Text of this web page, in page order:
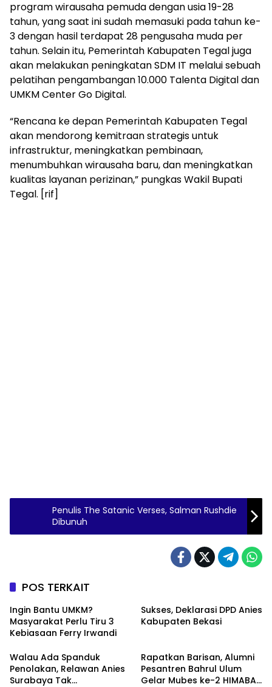
program wirausaha pemuda dengan usia 19-28
tahun, yang saat ini sudah memasuki pada tahun ke-
3 dengan hasil terdapat 28 pengusaha muda per
tahun. Selain itu, Pemerintah Kabupaten Tegal juga
akan melakukan peningkatan SDM IT melalui sebuah
pelatihan pengambangan 10.000 Talenta Digital dan
UMKM Center Go Digital.
“Rencana ke depan Pemerintah Kabupaten Tegal
akan mendorong kemitraan strategis untuk
infrastruktur, meningkatkan pembinaan,
menumbuhkan wirausaha baru, dan meningkatkan
kualitas layanan perizinan,” pungkas Wakil Bupati
Tegal. [rif]
Penulis The Satanic Verses, Salman Rushdie
Dibunuh
POS TERKAIT
Ingin Bantu UMKM?
Masyarakat Perlu Tiru 3
Kebiasaan Ferry Irwandi
Sukses, Deklarasi DPD Anies
Kabupaten Bekasi
Walau Ada Spanduk
Penolakan, Relawan Anies
Surabaya Tak
Rapatkan Barisan, Alumni
Pesantren Bahrul Ulum
Gelar Mubes ke-2 HIMABAS